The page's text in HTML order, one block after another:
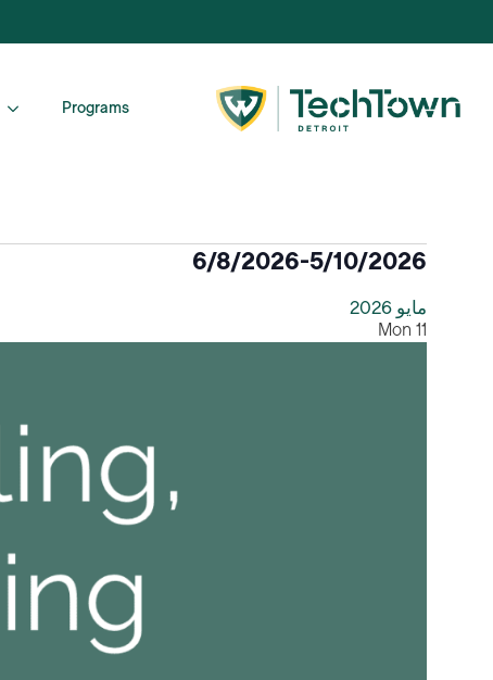
Programs
الفعاليات
5/10/2026
-
6/8/2026
التاريخ.
مايو 2026
Mon 11